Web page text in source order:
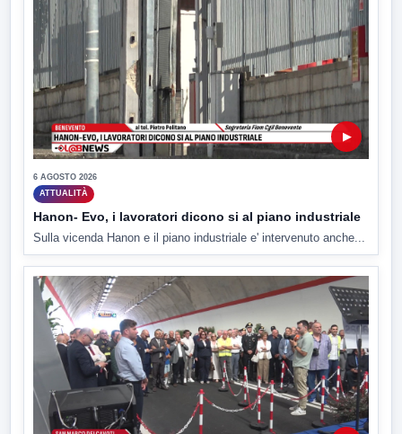
▶
6 AGOSTO 2026
ATTUALITÀ
Hanon- Evo, i lavoratori dicono si al piano industriale
Sulla vicenda Hanon e il piano industriale e' intervenuto anche...